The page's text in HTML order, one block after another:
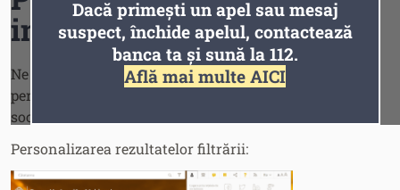
Inversiune Animațiile
Fonturi Cursor
Dacă primești un apel sau mesaj
suspect, închide apelul, contactează
banca ta și sună la 112.
Află mai multe AICI
informației
Ne autentificăm cu ajutorul profilului
personal de pe una din rețelele de
socializare:
Personalizarea rezultatelor filtrării: